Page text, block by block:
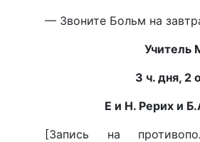
— Звоните Больм на
Учитель
3 ч. дня, 2
Е и Н. Рерих и
[Запись на